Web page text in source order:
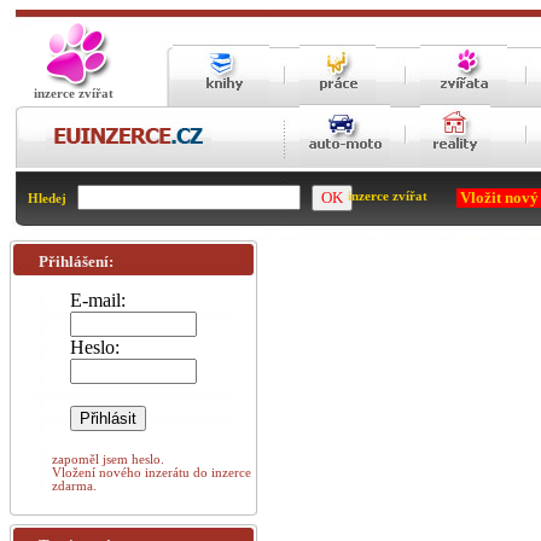
inzerce zvířat
Hledej inzerce zvířat Vložit
Přihlášení:
E-mail:
Heslo:
zapoměl jsem heslo.
Vložení nového inzerátu do inzerce
zdarma.